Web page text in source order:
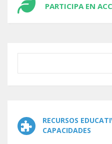
PARTICIPA EN
RECURSOS
CAPACIDADES